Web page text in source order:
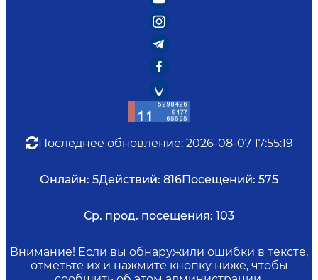
Последнее обновление: 2026-08-07 17:55:19
Онлайн: 5Действий: 816Посещений: 575
Ср. прод. посещения: 103
Внимание! Если вы обнаружили ошибки в тексте,
отметьте их и нажмите кнопку ниже, чтобы